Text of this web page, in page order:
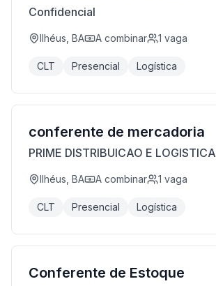
Confidencial
Ilhéus, BA A combinar 1 vaga
CLT Presencial Logística
conferente de mercadoria
PRIME DISTRIBUICAO E LOGISTICA
Ilhéus, BA A combinar 1 vaga
CLT Presencial Logística
Conferente de Estoque